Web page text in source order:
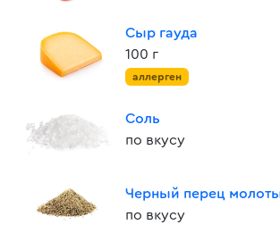
Сыр гауда
100 г
аллерген
Соль
по вкусу
Черный перец
по вкусу